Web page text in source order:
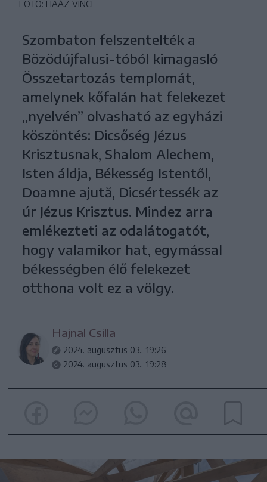
FOTÓ: HAÁZ VINCE
Szombaton felszentelték a
Bözödújfalusi-tóból kimagasló
Összetartozás templomát,
amelynek kőfalán hat felekezet
„nyelvén” olvasható az egyházi
köszöntés: Dicsőség Jézus
Krisztusnak, Shalom Alechem,
Isten áldja, Békesség Istentől,
Doamne ajută, Dicsértessék az
úr Jézus Krisztus. Mindez arra
emlékezteti az odalátogatót,
hogy valamikor hat, egymással
békességben élő felekezet
otthona volt ez a völgy.
Hajnal Csilla
2024. augusztus 03., 19:26
2024. augusztus 03., 19:28